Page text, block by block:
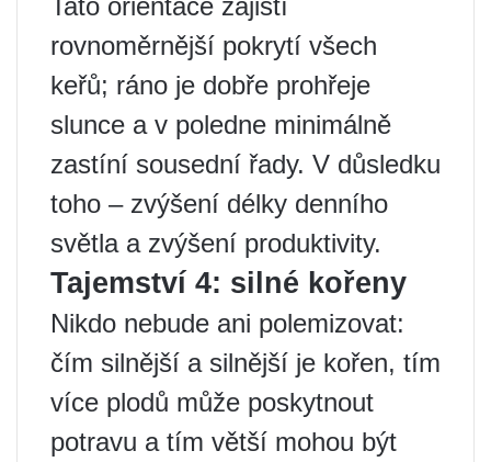
rovnoměrnější pokrytí všech
keřů; ráno je dobře prohřeje
slunce a v poledne minimálně
zastíní sousední řady. V důsledku
toho – zvýšení délky denního
světla a zvýšení produktivity.
Tajemství 4: silné kořeny
Nikdo nebude ani polemizovat:
čím silnější a silnější je kořen, tím
více plodů může poskytnout
potravu a tím větší mohou být